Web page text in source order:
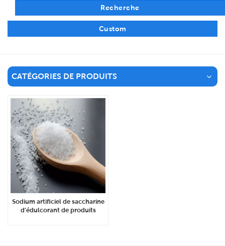
Recherche
Custom
CATÉGORIES DE PRODUITS
Sodium artificiel de saccharine
d'édulcorant de produits